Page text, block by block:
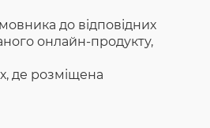
до відповідних
онлайн-продукту,
де розміщена